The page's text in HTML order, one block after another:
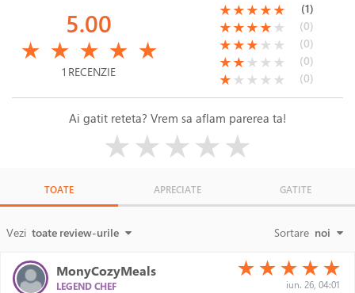
5.00
★ ★ ★ ★ ★
1 RECENZIE
(*)
★(*)
★(*)
★(*)
★(*)
★ (1)
(*)
★(*)
★(*)
★(*)
★( )
★ (0)
(*)
★(*)
★(*)
★( )
★ ( )
★ (0)
(*)
★(*)
★( )
★ ( )
★ ( )
★ (0)
(*)
★( )
★ ( )
★ ( )
★ ( )
★ (0)
Ai gatit reteta? Vrem sa aflam parerea ta!
★★★★★
TOATE APRECIATE GATITE
Vezi toate review-urile Sortare noi
MonyCozyMeals
LEGEND CHEF
(*)
★ (*)
★ (*)
★ (*)
★ (*)
★
iun. 26, 04:01